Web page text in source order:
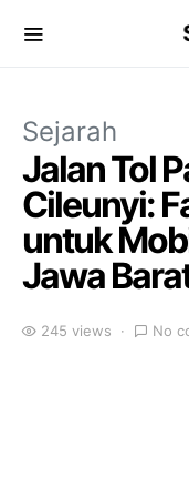
Sejarah
Jalan Tol
Cileunyi:
untuk
Jawa
245 views No